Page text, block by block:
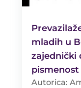
mladih u
zajednički
pismenost
Autorica: